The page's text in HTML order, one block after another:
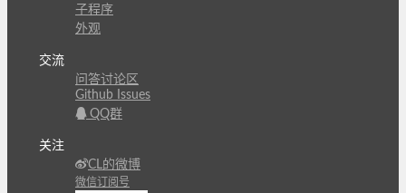
子程序
外观
交流
问答讨论区
Github Issues
QQ群
关注
CL的微博
微信订阅号